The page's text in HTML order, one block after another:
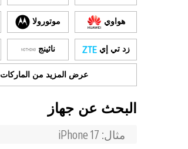
هواوي موتورولا
زد تي إي ناثينج
عرض المزيد من الماركات
البحث عن جهاز